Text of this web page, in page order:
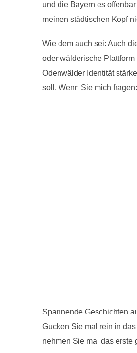
und die Bayern es
meinen städtischen Kopf
Wie dem auch sei: Auch
odenwälderische Plattform
Odenwälder Identität
soll. Wenn Sie mich
Spannende Geschichten
Gucken Sie mal rein in
nehmen Sie mal das erste